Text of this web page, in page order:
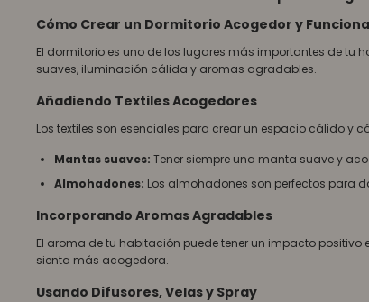
Cómo Crear un Dormitorio Acogedor y
El dormitorio es uno de los lugares más importantes de tu
suaves, iluminación cálida y aromas agradables.
Añadiendo Textiles Acogedores
Los textiles son esenciales para crear un espacio cálido y
Mantas suaves: Tener siempre una manta suave y
Almohadones: Los almohadones son perfectos para
Incorporando Aromas Agradables
El aroma de tu habitación puede tener un impacto
sienta más acogedora.
Usando Difusores, Velas y Spray